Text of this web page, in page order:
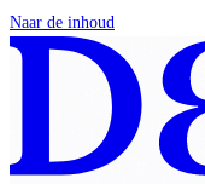
Naar de inhoud